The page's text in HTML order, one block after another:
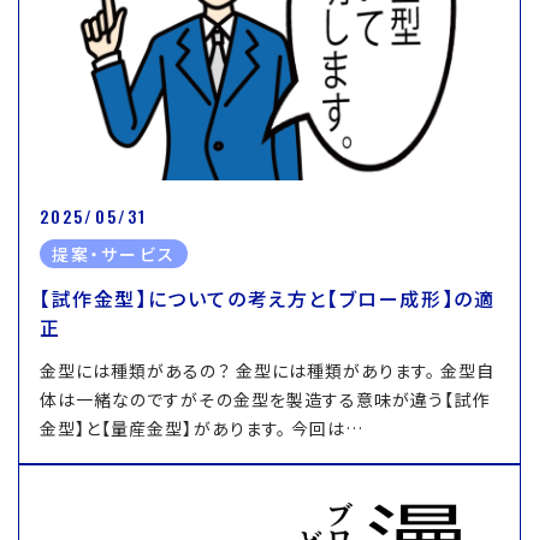
2025/05/31
提案・サービス
【試作金型】についての考え方と【ブロー成形】の適
正
金型には種類があるの？ 金型には種類があります。 金型自
体は一緒なのですがその金型を製造する意味が違う【試作
金型】と【量産金型】があります。 今回は…